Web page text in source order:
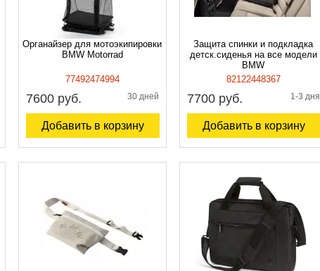
Органайзер для мотоэкипировки
BMW Motorrad
77492474994
7600 руб. 30 дней
Добавить в корзину
Защита спинки и подкладка
детск.сиденья на все модели
BMW
82122448367
7700 руб. 1-3 дня
Добавить в корзину